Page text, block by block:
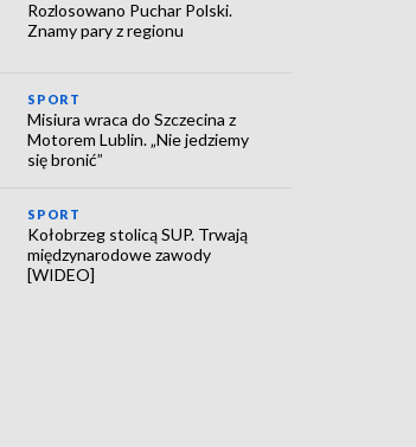
Rozlosowano Puchar Polski.
Znamy pary z regionu
SPORT
Misiura wraca do Szczecina z
Motorem Lublin. „Nie jedziemy
się bronić”
SPORT
Kołobrzeg stolicą SUP. Trwają
międzynarodowe zawody
[WIDEO]